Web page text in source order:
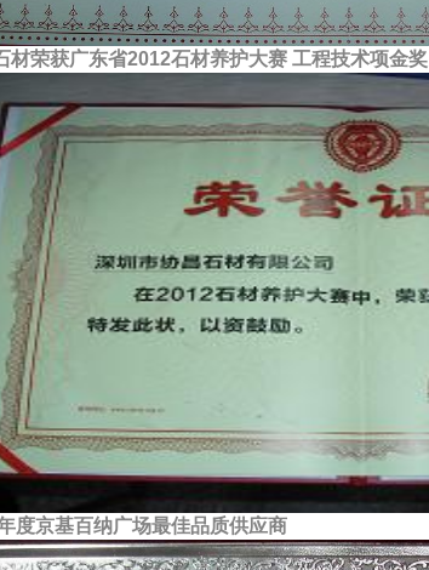
材荣获广东省2012石材养护大赛 工程技术项金奖
度京基百纳广场最佳品质供应商